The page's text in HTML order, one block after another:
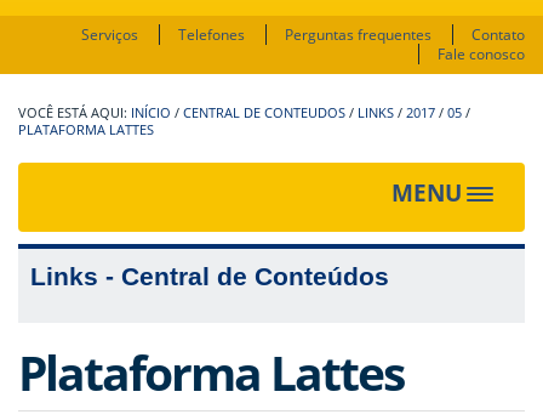
Serviços Telefones Perguntas frequentes
Contato
Fale conosco
INÍCIO / CENTRAL DE CONTEUDOS / LINKS / 2017 / 05 /
PLATAFORMA LATTES
MENU
Toggle
Links - Central de Conteúdos
Plataforma Lattes